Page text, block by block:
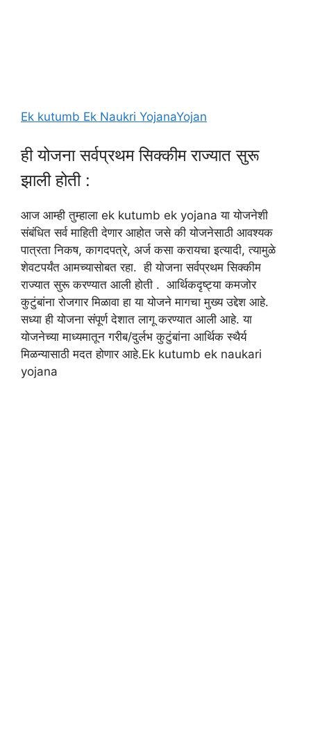
Ek kutumb Ek Naukri YojanaYojan
ही योजना सर्वप्रथम सिक्कीम राज्यात सुरू
झाली होती :
आज आम्ही तुम्हाला ek kutumb ek yojana या योजनेशी
संबंधित सर्व माहिती देणार आहोत जसे की योजनेसाठी आवश्यक
पात्रता निकष, कागदपत्रे, अर्ज कसा करायचा इत्यादी, त्यामुळे
शेवटपर्यंत आमच्यासोबत रहा. ही योजना सर्वप्रथम सिक्कीम
राज्यात सुरू करण्यात आली होती . आर्थिकदृष्ट्या कमजोर
कुटुंबांना रोजगार मिळावा हा या योजने मागचा मुख्य उद्देश आहे.
सध्या ही योजना संपूर्ण देशात लागू करण्यात आली आहे. या
योजनेच्या माध्यमातून गरीब/दुर्लभ कुटुंबांना आर्थिक स्थैर्य
मिळन्यासाठी मदत होणार आहे.Ek kutumb ek naukari
yojana